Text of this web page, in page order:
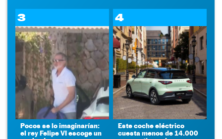
3
Pocos se lo imaginarían:
el rey Felipe VI escoge un
4
Este coche eléctrico
cuesta menos de 14.000